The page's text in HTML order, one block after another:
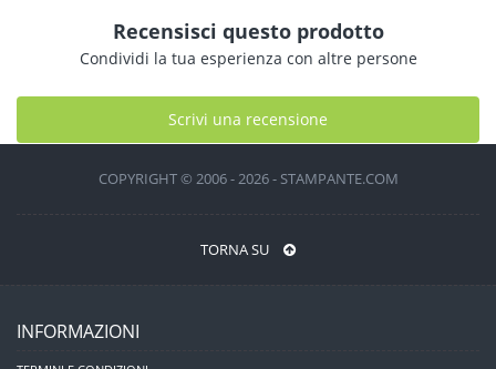
Recensisci questo prodotto
Condividi la tua esperienza con altre persone
Scrivi una recensione
COPYRIGHT © 2006 - 2026 - STAMPANTE.COM
TORNA SU
INFORMAZIONI